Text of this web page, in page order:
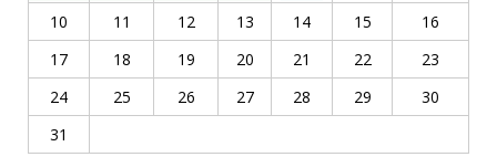
10
11 12 13 14 15
16
17
18 19 20 21 22
23
24
25 26 27 28 29
30
31